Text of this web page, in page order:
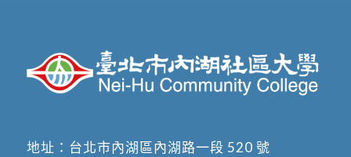
地址： 台北市內湖區內湖路一段 520 號